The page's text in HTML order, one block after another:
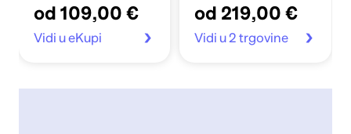
od 109,00 €
Vidi u eKupi
od 219,00 €
Vidi u 2 trgovine